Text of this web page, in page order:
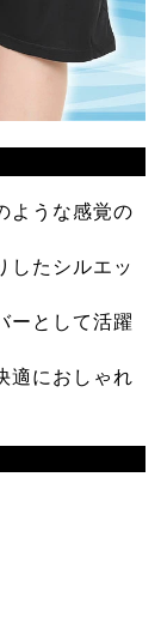
ような感覚の
したシルエッ
ーとして活躍
適におしゃれ